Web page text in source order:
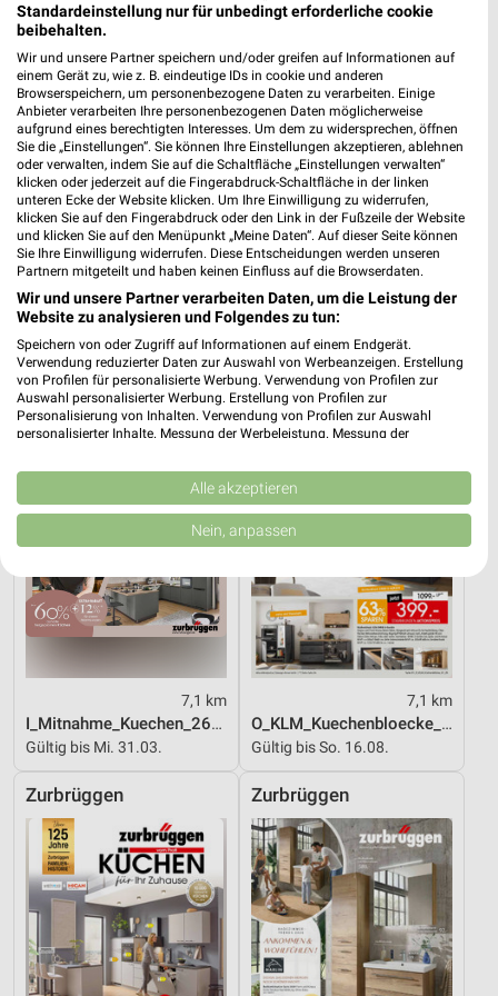
7,1 km
Angebote ab 11.07.
Noch heute gültig
7,1 km
O_Matratzen_01_26_ES
Gültig bis Sa. 31.10.
Zurbrüggen
7,1 km
I_Mitnahme_Kuechen_26_ES
Gültig bis Mi. 31.03.
Zurbrüggen
7,1 km
O_KLM_Kuechenbloecke_01_26_ES
Gültig bis So. 16.08.
Zurbrüggen Zurbrüggen
Standardeinstellung nur für unbedingt erforderliche cookie
beibehalten.
Wir und unsere Partner speichern und/oder greifen auf Informationen auf
einem Gerät zu, wie z. B. eindeutige IDs in cookie und anderen
Browserspeichern, um personenbezogene Daten zu verarbeiten. Einige
Anbieter verarbeiten Ihre personenbezogenen Daten möglicherweise
aufgrund eines berechtigten Interesses. Um dem zu widersprechen, öffnen
Sie die „Einstellungen“. Sie können Ihre Einstellungen akzeptieren, ablehnen
oder verwalten, indem Sie auf die Schaltfläche „Einstellungen verwalten“
klicken oder jederzeit auf die Fingerabdruck-Schaltfläche in der linken
unteren Ecke der Website klicken. Um Ihre Einwilligung zu widerrufen,
klicken Sie auf den Fingerabdruck oder den Link in der Fußzeile der Website
und klicken Sie auf den Menüpunkt „Meine Daten“. Auf dieser Seite können
Sie Ihre Einwilligung widerrufen. Diese Entscheidungen werden unseren
Partnern mitgeteilt und haben keinen Einfluss auf die Browserdaten.
Wir und unsere Partner verarbeiten Daten, um die Leistung der
Website zu analysieren und Folgendes zu tun:
Speichern von oder Zugriff auf Informationen auf einem Endgerät.
Verwendung reduzierter Daten zur Auswahl von Werbeanzeigen. Erstellung
von Profilen für personalisierte Werbung. Verwendung von Profilen zur
Auswahl personalisierter Werbung. Erstellung von Profilen zur
Personalisierung von Inhalten. Verwendung von Profilen zur Auswahl
personalisierter Inhalte. Messung der Werbeleistung. Messung der
Kombinationen von Daten aus verschiedenen Quellen. Entwicklung und
Verbesserung der Angebote. Verwendung reduzierter Daten zur Auswahl
von Inhalten.
Daten können außerhalb der Europäischen Union weitergegeben und in die
USA gesendet werden.
Website/App.
Partnerliste anzeigen (1 IAB-Anbieter)
Wir nutzen Ihre Daten für folgende Zwecke:
Speichern von oder Zugriff auf Informationen
auf einem Endgerät
Werbeanzeigen
Erstellung von Profilen für personalisierte
Werbung
Verwendung von Profilen zur Auswahl
personalisierter Werbung
Erstellung von Profilen zur Personalisierung
von Inhalten
Alle akzeptieren
Nein, anpassen